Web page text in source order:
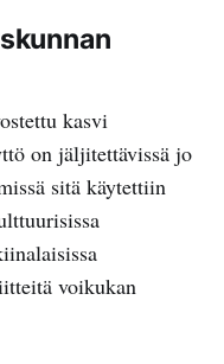
kasvi
on jäljitettävissä jo
sitä käytettiin
voikukan